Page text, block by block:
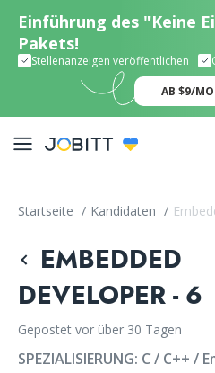
Einführung des "Keine
Pakets!
Stellenanzeigen veröffentlichen
AB $9/
Startseite / Kandidaten /
EMBEDDED
DEVELOPER - 6
Gepostet vor über 30 Tagen
SPEZIALISIERUNG: C / C++ /